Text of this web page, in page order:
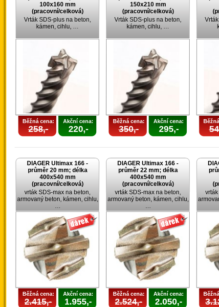
100x160 mm
(pracovní/celková)
Vrták SDS-plus na beton,
kámen, cihlu, …
Běžná cena:
258,-
Akční cena:
220,-
150x210 mm
(pracovní/celková)
Vrták SDS-plus na beton,
kámen, cihlu, …
Běžná cena:
350,-
Akční cena:
295,-
DIAGER Ultimax 166 -
průměr 20 mm; délka
400x540 mm
(pracovní/celková)
vrták SDS-max na beton,
armovaný beton, kámen, cihlu,
…
Běžná cena:
2.415,-
Akční cena:
1.955,-
DIAGER Ultimax 166 -
průměr 22 mm; délka
400x540 mm
(pracovní/celková)
vrták SDS-max na beton,
armovaný beton, kámen, cihlu,
…
Běžná cena:
2.524,-
Akční cena:
2.050,-